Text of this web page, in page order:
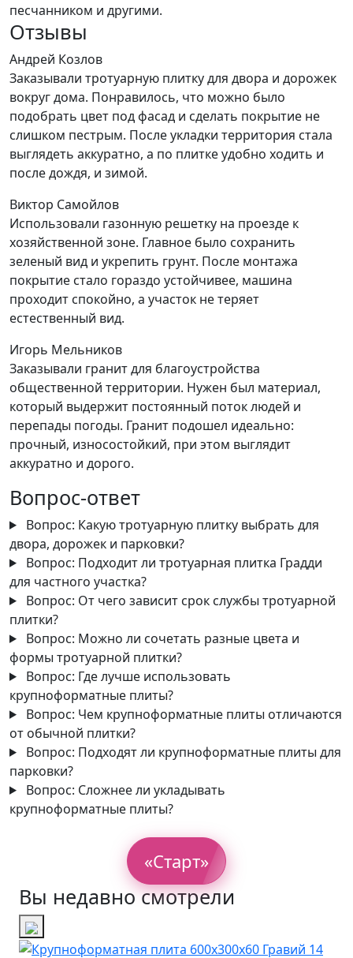
песчанником и другими.
Отзывы
Андрей Козлов
Заказывали тротуарную плитку для двора и дорожек
вокруг дома. Понравилось, что можно было
подобрать цвет под фасад и сделать покрытие не
слишком пестрым. После укладки территория стала
выглядеть аккуратно, а по плитке удобно ходить и
после дождя, и зимой.
Виктор Самойлов
Использовали газонную решетку на проезде к
хозяйственной зоне. Главное было сохранить
зеленый вид и укрепить грунт. После монтажа
покрытие стало гораздо устойчивее, машина
проходит спокойно, а участок не теряет
естественный вид.
Игорь Мельников
Заказывали гранит для благоустройства
общественной территории. Нужен был материал,
который выдержит постоянный поток людей и
перепады погоды. Гранит подошел идеально:
прочный, износостойкий, при этом выглядит
аккуратно и дорого.
Вопрос-ответ
Вопрос: Какую тротуарную плитку выбрать для
двора, дорожек и парковки?
Вопрос: Подходит ли тротуарная плитка Градди
для частного участка?
Вопрос: От чего зависит срок службы тротуарной
плитки?
Вопрос: Можно ли сочетать разные цвета и
формы тротуарной плитки?
Вопрос: Где лучше использовать
крупноформатные плиты?
Вопрос: Чем крупноформатные плиты отличаются
от обычной плитки?
Вопрос: Подходят ли крупноформатные плиты для
парковки?
Вопрос: Сложнее ли укладывать
крупноформатные плиты?
«Старт»
Вы недавно смотрели